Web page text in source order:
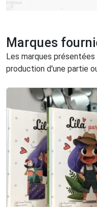
Marques
Les marques
production d'une partie